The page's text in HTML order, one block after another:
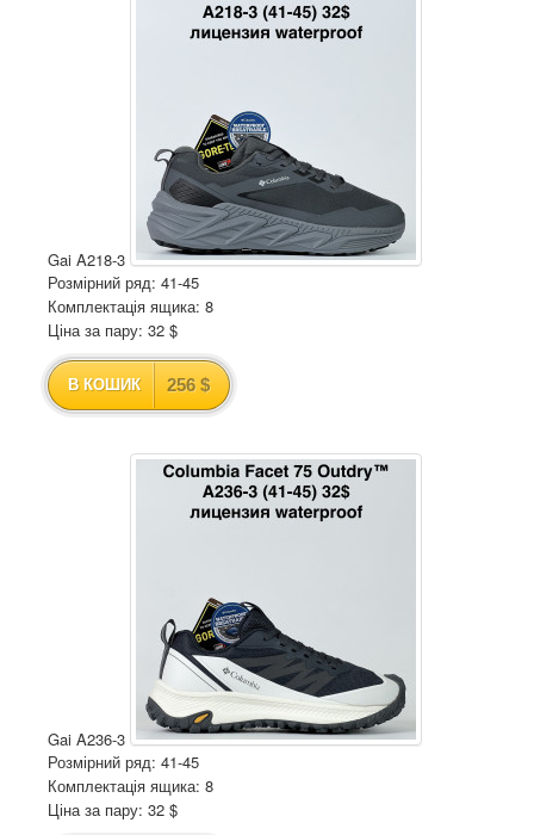
Gai A218-3
Розмірний ряд: 41-45
Комплектація ящика: 8
Ціна за пару: 32 $
В КОШИК 256 $
Gai A236-3
Розмірний ряд: 41-45
Комплектація ящика: 8
Ціна за пару: 32 $